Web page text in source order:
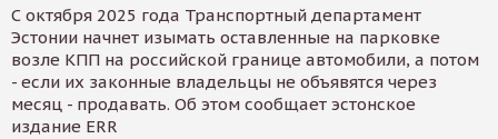
С октября 2025 года Транспортный департамент
Эстонии начнет изымать оставленные на парковке
возле КПП на российской границе автомобили, а потом
- если их законные владельцы не объявятся через
месяц - продавать. Об этом сообщает эстонское
издание ERR